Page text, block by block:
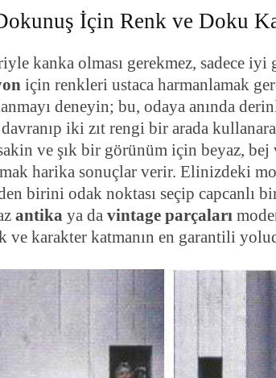
İçin Renk ve Doku
kanka olması gerekmez, sadece
için renkleri ustaca harmanlamak
deneyin; bu, odaya anında
davranıp iki zıt rengi bir arada
ve şık bir görünüm için beyaz,
harika sonuçlar verir. Elinizdeki
birini odak noktası seçip capcanlı
antika ya da vintage parçaları
ve karakter katmanın en garantili